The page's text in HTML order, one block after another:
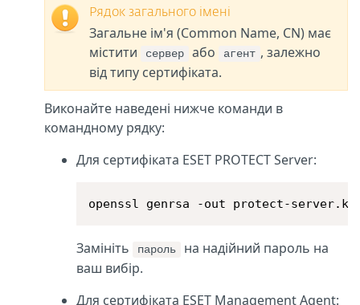
Рядок загального імені
Загальне ім'я (Common Name, CN) має
містити
сервер або агент , залежно
від типу сертифіката.
Виконайте наведені нижче команди в
командному рядку:
Для сертифіката ESET PROTECT Server:
openssl genrsa -out protect-
Замініть пароль
на надійний пароль на
ваш вибір.
Для сертифіката ESET Management Agent: